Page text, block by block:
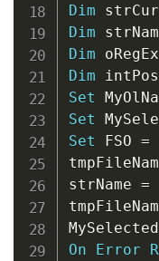
Dim
Dim
Dim oRegEx
Dim intPos
Set
Set
Set FSO =
strName =
On
Error